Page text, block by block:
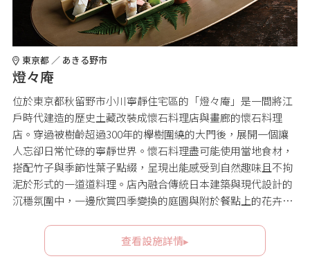
東京都 ／ あきる野市
燈々庵
位於東京都秋留野市小川寧靜住宅區的「燈々庵」是一間將江
戶時代建造的歷史土藏改裝成懷石料理店與畫廊的懷石料理
店。穿過被樹齡超過300年的欅樹圍繞的大門後，展開一個讓
人忘卻日常忙碌的寧靜世界。懷石料理盡可能使用當地食材，
搭配竹子與季節性葉子點綴，呈現出能感受到自然趣味且不拘
泥於形式的一道道料理。店內融合傳統日本建築與現代設計的
沉穩氛圍中，一邊欣賞四季變換的庭園與附於餐點上的花卉，
查看設施詳情▸